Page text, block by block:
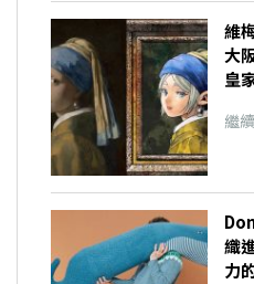
維
大
皇
繼
織
力